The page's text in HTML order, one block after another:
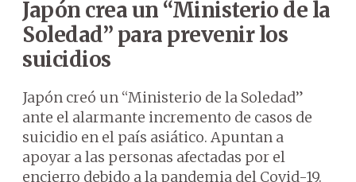
Japón crea un “Ministerio de la
Soledad” para prevenir los
suicidios
Japón creó un “Ministerio de la Soledad”
ante el alarmante incremento de casos de
suicidio en el país asiático. Apuntan a
apoyar a las personas afectadas por el
encierro debido a la pandemia del Covid-19.